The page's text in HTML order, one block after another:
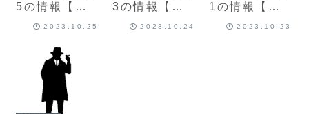
5の情報【迷
惑電話】2023.10.25
3の情報【迷
惑電話】2023.10.24
1の情報【迷
惑電話】2023.10.23